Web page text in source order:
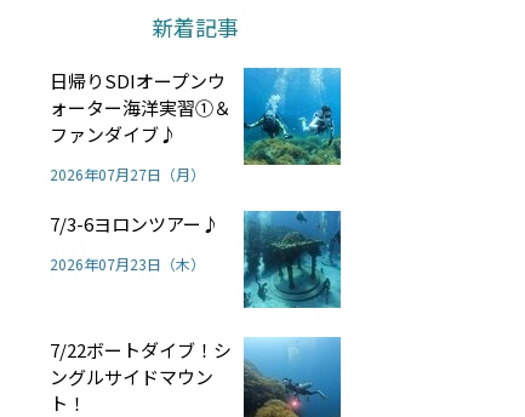
新着記事
日帰りSDIオープンウ
ォーター海洋実習①＆
ファンダイブ♪
2026年07月27日（月）
7/3-6ヨロンツアー♪
2026年07月23日（木）
7/22ボートダイブ！シ
ングルサイドマウン
ト！